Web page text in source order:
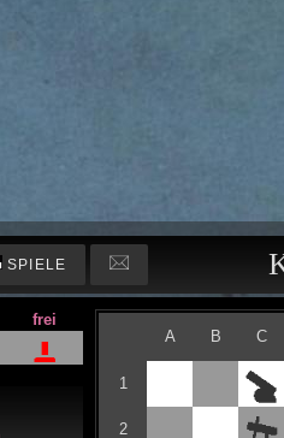
SPIELE
frei
A
B C
1
2